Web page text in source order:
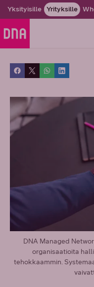
Yksityisille Yrityksille
DNA Managed
organisaatioita
tehokkaammin.